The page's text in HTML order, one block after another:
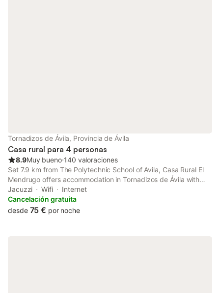
Tornadizos de Ávila, Provincia de Ávila
Casa rural para 4 personas
8.9Muy bueno⋅140 valoraciones
Set 7.9 km from The Polytechnic School of Avila, Casa Rural El
Mendrugo offers accommodation in Tornadizos de Ávila with
access to a hot tub. Offering free private parking, the 3-star
country house is 7.9 km from Ávila Train Station.
Jacuzzi Wifi
Internet
Cancelación gratuita
desde 75 € por noche